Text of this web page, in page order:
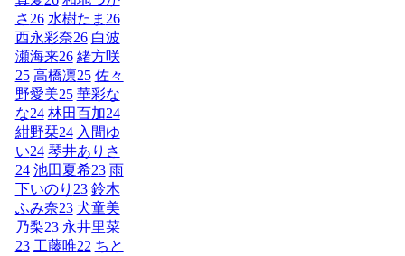
さ 26 水樹たま 26
西永彩奈26 白波
瀬海来26 緒方咲
25 高橋凛25 佐々
野愛美25 華彩な
な24 林田百加24
紺野栞24 入間ゆ
い24 琴井ありさ
24 池田夏希23 雨
下いのり 23 鈴木
ふみ奈23 犬童美
乃梨23 永井里菜
23 工藤唯22 ちと